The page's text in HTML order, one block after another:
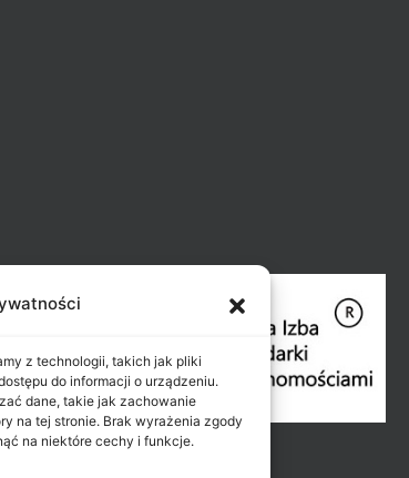
z technologii, takich jak pliki
do informacji o urządzeniu.
dane, takie jak zachowanie
na tej stronie. Brak wyrażenia zgody
na niektóre cechy i funkcje.